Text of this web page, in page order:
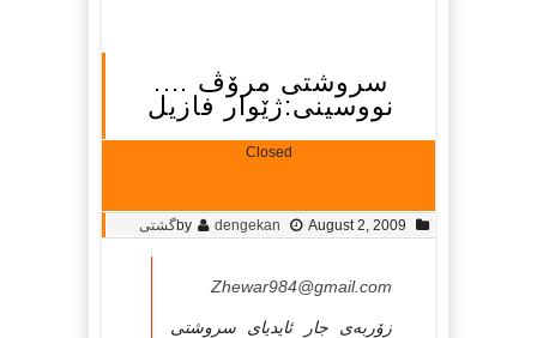
سروشتی مرۆڤ ….
نووسینی:ژێوار فازیل
Closed
by dengekan August 2, 2009 گشتی
Zhewar984@gmail.com
زۆربه‌ی جار ئایدیای سروشتی